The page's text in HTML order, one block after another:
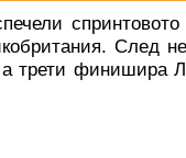
спринтовото
След
трети финишира